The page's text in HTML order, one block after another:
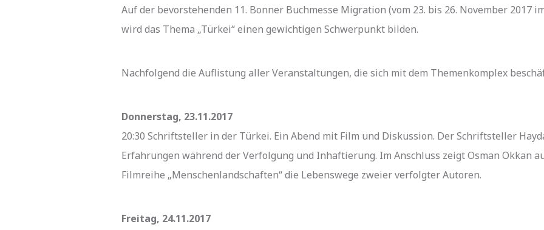
Auf der bevorstehenden 11. Bonner Buchmesse Migration (vom 23. bis 26. November 2017
wird das Thema „Türkei“ einen gewichtigen Schwerpunkt bilden.
Nachfolgend die Auflistung aller Veranstaltungen, die sich mit dem Themenkomplex
Donnerstag, 23.11.2017
20:30 Schriftsteller in der Türkei. Ein Abend mit Film und Diskussion. Der Schriftsteller
Erfahrungen während der Verfolgung und Inhaftierung. Im Anschluss zeigt Osman Okkan
Filmreihe „Menschenlandschaften“ die Lebenswege zweier verfolgter Autoren.
Freitag, 24.11.2017